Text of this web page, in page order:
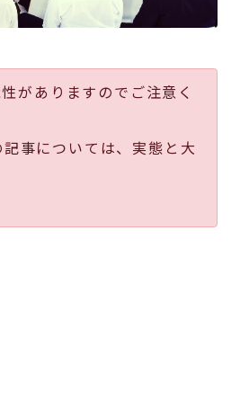
がありますのでご注意く
事については、実態と大